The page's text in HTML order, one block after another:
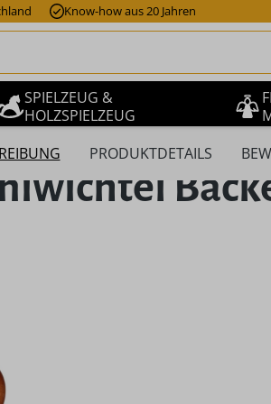
Know-how aus 20 Jahren
SPIELZEUG &
HOLZSPIELZEUG
PRODUKTDETAILS